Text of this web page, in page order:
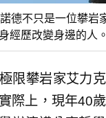
德不只是一位攀岩
經歷改變身邊的人
限攀岩家艾力
際上，現年40